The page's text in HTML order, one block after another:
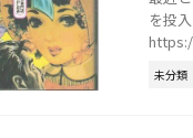
を投
未分類